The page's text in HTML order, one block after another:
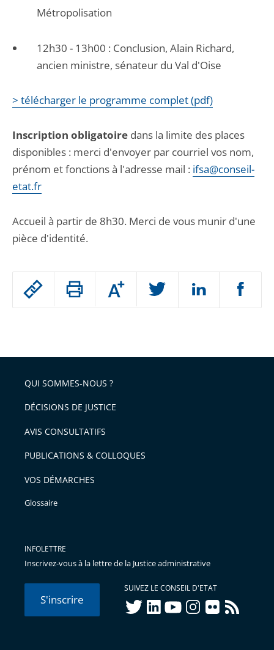
Passer
arriver
après
Augmenter
ou
l'article
pour
avant
Métropolisation
12h30 - 13h00 : Conclusion, Alain Richard,
ancien ministre, sénateur du Val d'Oise
> télécharger le programme complet (pdf)
Inscription obligatoire dans la limite des places
disponibles : merci d'envoyer par courriel vos nom,
prénom et fonctions à l'adresse mail : ifsa@conseil-
etat.fr
Accueil à partir de 8h30. Merci de vous munir d'une
pièce d'identité.
QUI SOMMES-NOUS ?
DÉCISIONS DE JUSTICE
AVIS CONSULTATIFS
PUBLICATIONS & COLLOQUES
VOS DÉMARCHES
Glossaire
INFOLETTRE
Inscrivez-vous à la lettre de la Justice administrative
S'inscrire
SUIVEZ LE CONSEIL D'ETAT
twitterlinkedInyoutubeinstagram
flickr rss